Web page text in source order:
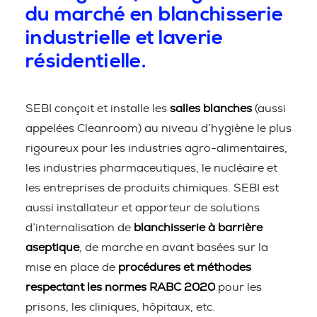
du marché en blanchisserie
industrielle et laverie
résidentielle.
SEBI conçoit et installe les salles blanches (aussi
appelées Cleanroom) au niveau d’hygiène le plus
rigoureux pour les industries agro-alimentaires,
les industries pharmaceutiques, le nucléaire et
les entreprises de produits chimiques. SEBI est
aussi installateur et apporteur de solutions
d’internalisation de blanchisserie à barrière
aseptique, de marche en avant basées sur la
mise en place de procédures et méthodes
respectant les normes RABC 2020 pour les
prisons, les cliniques, hôpitaux, etc.